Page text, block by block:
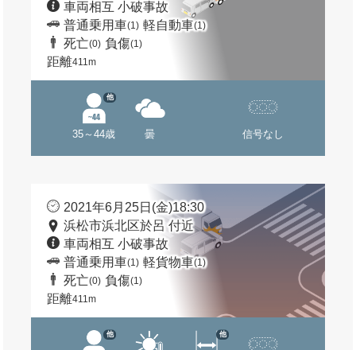
車両相互 小破事故
普通乗用車(1) 軽自動車(1)
死亡(0) 負傷(1)
距離411m
35～44歳
他
曇 信号なし
2021年6月25日(金)18:30
浜松市浜北区於呂 付近
車両相互 小破事故
普通乗用車(1) 軽貨物車(1)
死亡(0) 負傷(1)
距離411m
他 他